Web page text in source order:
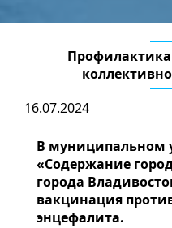
16.07.2024
В муниципальном
«Содержание
города
вакцинация
энцефалита.